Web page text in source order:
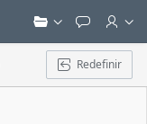
Redefinir